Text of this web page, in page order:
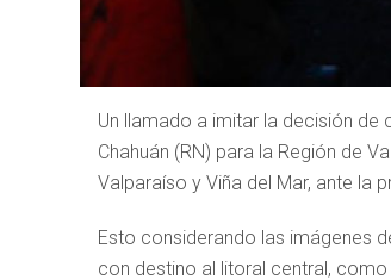
Un llamado a imitar la decisión
Chahuán (RN) para la Región de
Valparaíso y Viña del Mar, ante la
Esto considerando las imágenes
con destino al litoral central,